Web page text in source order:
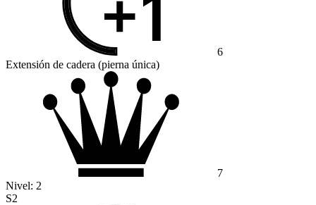
6
Extensión de cadera (pierna única)
7
Nivel: 2
S2